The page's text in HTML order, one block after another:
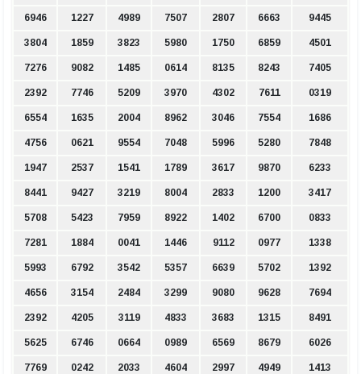
6946 1227 4989 7507 2807 6663 9445
3804 1859 3823 5980 1750 6859 4501
7276 9082 1485 0614 8135 8243 7405
2392 7746 5209 3970 4302 7611 0319
6554 1635 2004 8962 3046 7554 1686
4756 0621 9554 7048 5996 5280 7848
1947 2537 1541 1789 3617 9870 6233
8441 9427 3219 8004 2833 1200 3417
5708 5423 7959 8922 1402 6700 0833
7281 1884 0041 1446 9112 0977 1338
5993 6792 3542 5357 6639 5702 1392
4656 3154 2484 3299 9080 9628 7694
2392 4205 3119 4833 3683 1315 8491
5625 6746 0664 0989 6569 8679 6026
7769 0242 2033 4604 2997 4949 1413